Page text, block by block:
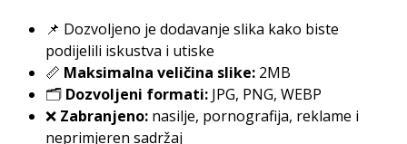
📌 Dozvoljeno je dodavanje slika kako biste
podijelili iskustva i utiske
📏 Maksimalna veličina slike: 2MB
🗂️ Dozvoljeni formati: JPG, PNG, WEBP
❌ Zabranjeno: nasilje, pornografija, reklame i
neprimjeren sadržaj